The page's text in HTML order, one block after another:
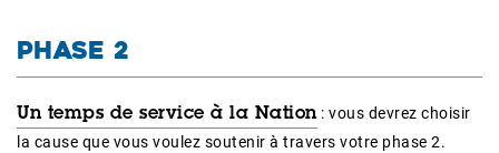
PHASE 2
Un temps de service à la Nation: vous devrez choisir
la cause que vous voulez soutenir à travers votre phase 2.